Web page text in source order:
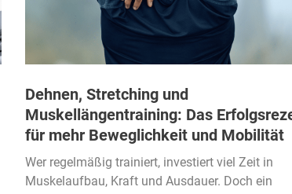
Dehnen, Stretching und
Muskellängentraining: Das
für mehr Beweglichkeit und Mobilität
Wer regelmäßig trainiert, investiert viel Zeit in
Muskelaufbau, Kraft und Ausdauer. Doch ein